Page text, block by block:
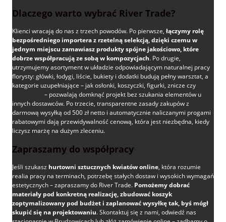
Dlaczego warto wybrać River Trade?
Klienci wracają do nas z trzech powodów. Po pierwsze, łączymy rolę
bezpośredniego importera z rzetelną selekcją, dzięki czemu w
jednym miejscu zamawiasz produkty spójne jakościowo, które
dobrze współpracują ze sobą w kompozycjach. Po drugie,
utrzymujemy asortyment w układzie odpowiadającym naturalnej pracy
florysty: główki, łodygi, liście, bukiety i dodatki budują pełny warsztat, a
kategorie uzupełniające – jak osłonki, koszyczki, figurki, znicze czy
– pozwalają domknąć projekt bez szukania elementów u
innych dostawców. Po trzecie, transparentne zasady zakupów z
darmową wysyłką od 500 zł netto i automatycznie naliczanymi progami
rabatowymi dają przewidywalność cenową, która jest niezbędna, kiedy
liczysz marżę na dużym zleceniu.
Zapraszamy do współpracy
Jeśli szukasz hurtowni sztucznych kwiatów online, która rozumie
realia pracy na terminach, potrzebę stałych dostaw i wysokich wymagań
estetycznych – zapraszamy do River Trade. Pomożemy dobrać
materiały pod konkretną realizację, zbudować koszyk
zoptymalizowany pod budżet i zaplanować wysyłkę tak, byś mógł
skupić się na projektowaniu. Skontaktuj się z nami, odwiedź nas